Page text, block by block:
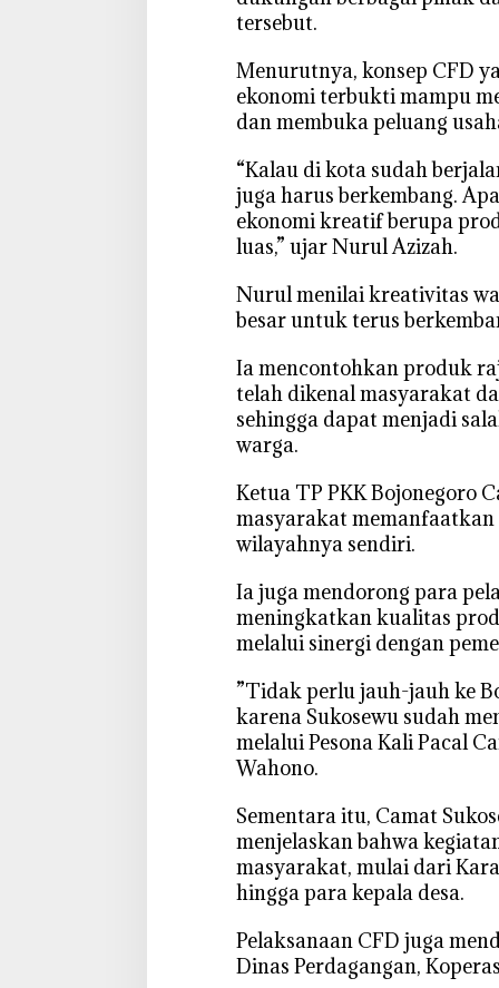
K
M
,
E
k
o
n
o
m
i
B
j
o
n
o
r
o
i
a
n
e
r
g
i
a
t
tersebut.
‎Menurutnya, konsep CFD
ekonomi terbukti mampu
dan membuka peluang
“Kalau di kota sudah
juga harus berkembang.
ekonomi kreatif berupa
luas,” ujar Nurul Azizah.
Nurul menilai kreativitas
besar untuk terus
‎Ia mencontohkan produk
telah dikenal masyarakat
sehingga dapat menjadi
warga.
‎Ketua TP PKK Bojonegoro
masyarakat
wilayahnya sendiri.
‎Ia juga mendorong para
meningkatkan kualitas
melalui sinergi dengan
‎”Tidak perlu jauh-jauh ke
karena Sukosewu sudah
melalui Pesona Kali Pacal
Wahono.
‎Sementara itu, Camat
menjelaskan bahwa
masyarakat, mulai dari
hingga para kepala desa.
‎Pelaksanaan CFD juga
Dinas Perdagangan,